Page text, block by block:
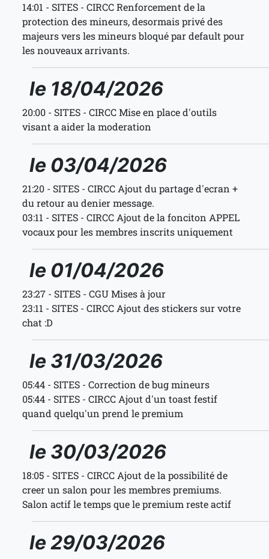
14:01 - SITES - CIRCC Renforcement de la
protection des mineurs, desormais privé des
majeurs vers les mineurs bloqué par default pour
les nouveaux arrivants.
le 18/04/2026
20:00 - SITES - CIRCC Mise en place d'outils
visant a aider la moderation
le 03/04/2026
21:20 - SITES - CIRCC Ajout du partage d'ecran +
du retour au denier message.
03:11 - SITES - CIRCC Ajout de la fonciton APPEL
vocaux pour les membres inscrits uniquement
le 01/04/2026
23:27 - SITES - CGU Mises à jour
23:11 - SITES - CIRCC Ajout des stickers sur votre
chat :D
le 31/03/2026
05:44 - SITES - Correction de bug mineurs
05:44 - SITES - CIRCC Ajout d'un toast festif
quand quelqu'un prend le premium
le 30/03/2026
18:05 - SITES - CIRCC Ajout de la possibilité de
creer un salon pour les membres premiums.
Salon actif le temps que le premium reste actif
le 29/03/2026